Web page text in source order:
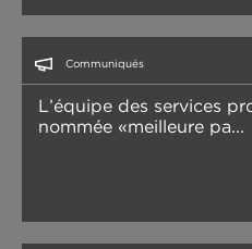
Communiqués
L’équipe des services
nommée «meilleure pa...